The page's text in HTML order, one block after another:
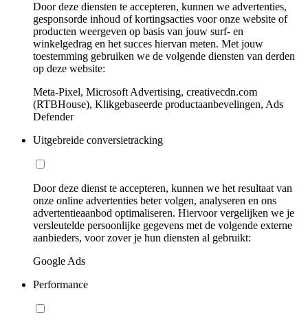
Door deze diensten te accepteren, kunnen we advertenties,
gesponsorde inhoud of kortingsacties voor onze website of
producten weergeven op basis van jouw surf- en
winkelgedrag en het succes hiervan meten. Met jouw
toestemming gebruiken we de volgende diensten van derden
op deze website:
Meta-Pixel, Microsoft Advertising, creativecdn.com
(RTBHouse), Klikgebaseerde productaanbevelingen, Ads
Defender
Uitgebreide conversietracking
Door deze dienst te accepteren, kunnen we het resultaat van
onze online advertenties beter volgen, analyseren en ons
advertentieaanbod optimaliseren. Hiervoor vergelijken we je
versleutelde persoonlijke gegevens met de volgende externe
aanbieders, voor zover je hun diensten al gebruikt:
Google Ads
Performance